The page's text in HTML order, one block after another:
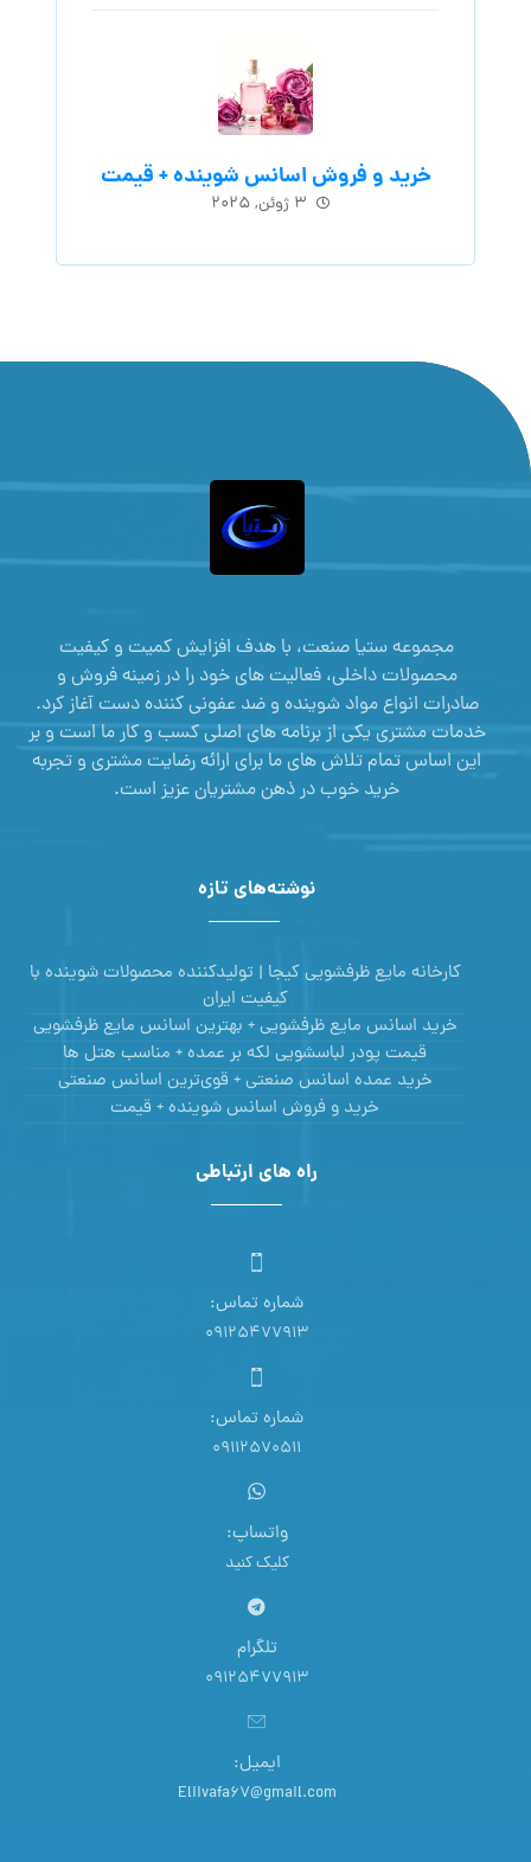
خرید و فروش اسانس شوینده + قیمت
۳ ژوئن, ۲۰۲۵
مجموعه ستیا صنعت، با هدف افزایش کمیت و کیفیت
محصولات داخلی، فعالیت های خود را در زمینه فروش و
صادرات انواع مواد شوینده و ضد عفونی کننده دست آغاز کرد.
خدمات مشتری یکی از برنامه های اصلی کسب و کار ما است و بر
این اساس تمام تلاش های ما برای ارائه رضایت مشتری و تجربه
خرید خوب در ذهن مشتریان عزیز است.
نوشته‌های تازه
کارخانه مایع ظرفشویی کیجا | تولیدکننده محصولات شوینده با
کیفیت ایران
خرید اسانس مایع ظرفشویی + بهترین اسانس مایع ظرفشویی
قیمت پودر لباسشویی لکه بر عمده + مناسب هتل ها
خرید عمده اسانس صنعتی + قوی‌ترین اسانس‌ صنعتی
خرید و فروش اسانس شوینده + قیمت
راه های ارتباطی
شماره تماس:
09125477913
شماره تماس:
09112570511
واتساپ:
کلیک کنید
تلگرام
09125477913
ایمیل:
Eliivafa67@gmail.com